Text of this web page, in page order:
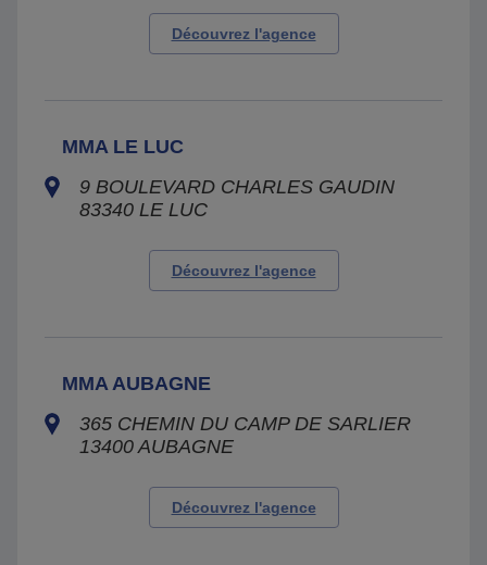
Découvrez l'agence
MMA LE LUC
9 BOULEVARD CHARLES GAUDIN
83340 LE LUC
Découvrez l'agence
MMA AUBAGNE
365 CHEMIN DU CAMP DE SARLIER
13400 AUBAGNE
Découvrez l'agence